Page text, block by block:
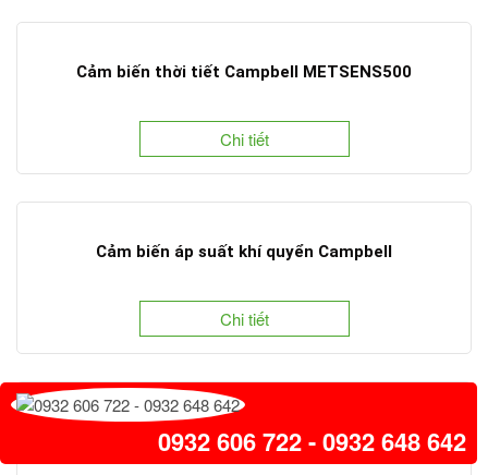
Cảm biến thời tiết Campbell METSENS500
Chi tiết
Cảm biến áp suất khí quyển Campbell
Chi tiết
Khí áp kế Campbell BaroVUE10
0932 606 722 - 0932 648 642